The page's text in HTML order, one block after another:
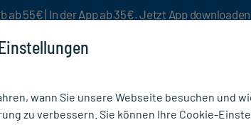
ab 55€ | In der App ab 35€. Jetzt App downloaden
wann Sie unsere Webseite besuchen und
zu verbessern. Sie können Ihre Cookie-